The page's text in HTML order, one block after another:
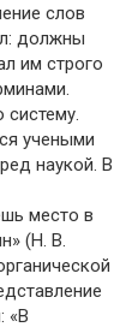
слов
должны
им строго
учеными
наукой. В
место в
(Н. В.
«В